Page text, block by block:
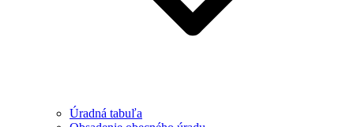
Úradná tabuľa